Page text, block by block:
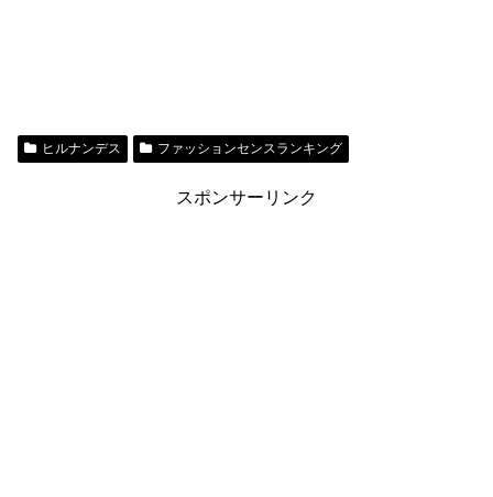
ヒルナンデス ファッションセンスランキング
スポンサーリンク